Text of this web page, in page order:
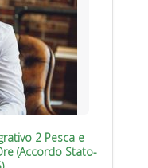
2 Pesca e
(Accordo Stato-